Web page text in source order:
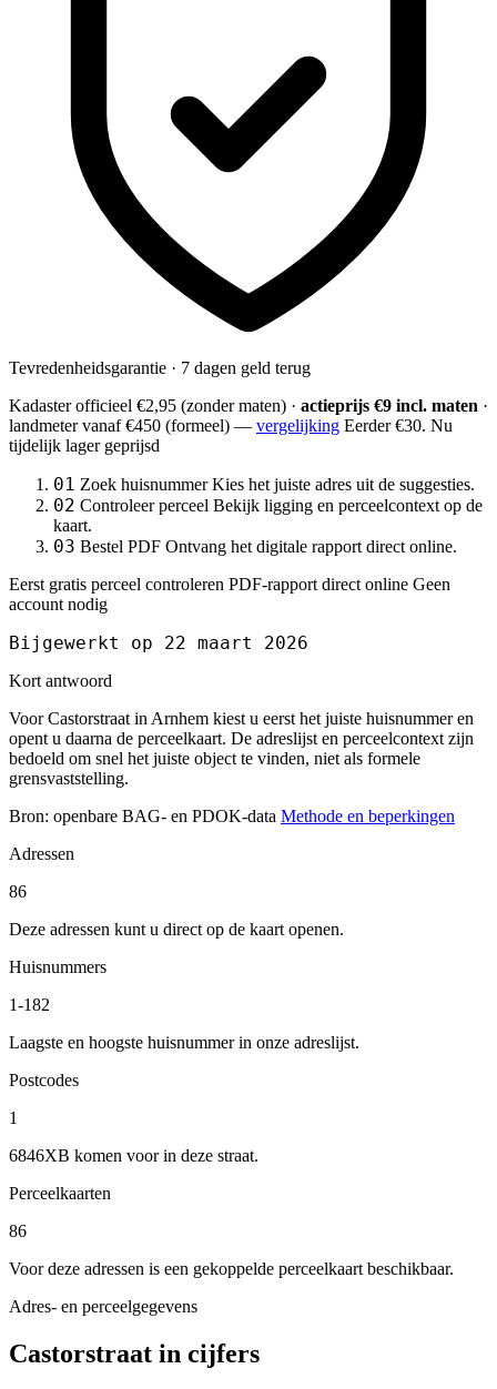
Tevredenheidsgarantie · 7 dagen geld terug
Kadaster officieel €2,95 (zonder maten) · actieprijs €9 incl. maten ·
landmetervanaf €450 (formeel) — vergelijking Eerder €30. Nu
tijdelijk lager geprijsd
01 Zoek huisnummer Kies het juiste adres uit de suggesties.
02 Controleer perceel Bekijk ligging en perceelcontext op de
kaart.
03 Bestel PDF Ontvang het digitale rapport direct online.
Eerst gratis perceel controleren PDF-rapport direct online Geen
account nodig
Bijgewerkt op 22 maart 2026
Kort antwoord
Voor Castorstraat in Arnhem kiest u eerst het juiste huisnummer en
opent u daarna de perceelkaart. De adreslijst en perceelcontext zijn
bedoeld om snel het juiste object te vinden, niet als formele
grensvaststelling.
Bron: openbare BAG- en PDOK-data Methode en beperkingen
Adressen
86
Deze adressen kunt u direct op de kaart openen.
Huisnummers
1-182
Laagste en hoogste huisnummer in onze adreslijst.
Postcodes
1
6846XB komen voor in deze straat.
Perceelkaarten
86
Voor deze adressen is een gekoppelde perceelkaart beschikbaar.
Adres- en perceelgegevens
Castorstraat in cijfers